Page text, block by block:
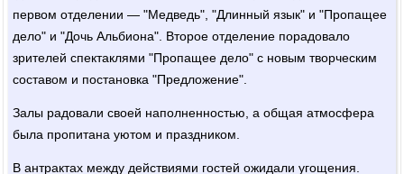
первом отделении — "Медведь", "Длинный язык" и "Пропащее
дело" и "Дочь Альбиона". Второе отделение порадовало
зрителей спектаклями "Пропащее дело" с новым творческим
составом и постановка "Предложение".
Залы радовали своей наполненностью, а общая атмосфера
была пропитана уютом и праздником.
В антрактах между действиями гостей ожидали угощения.